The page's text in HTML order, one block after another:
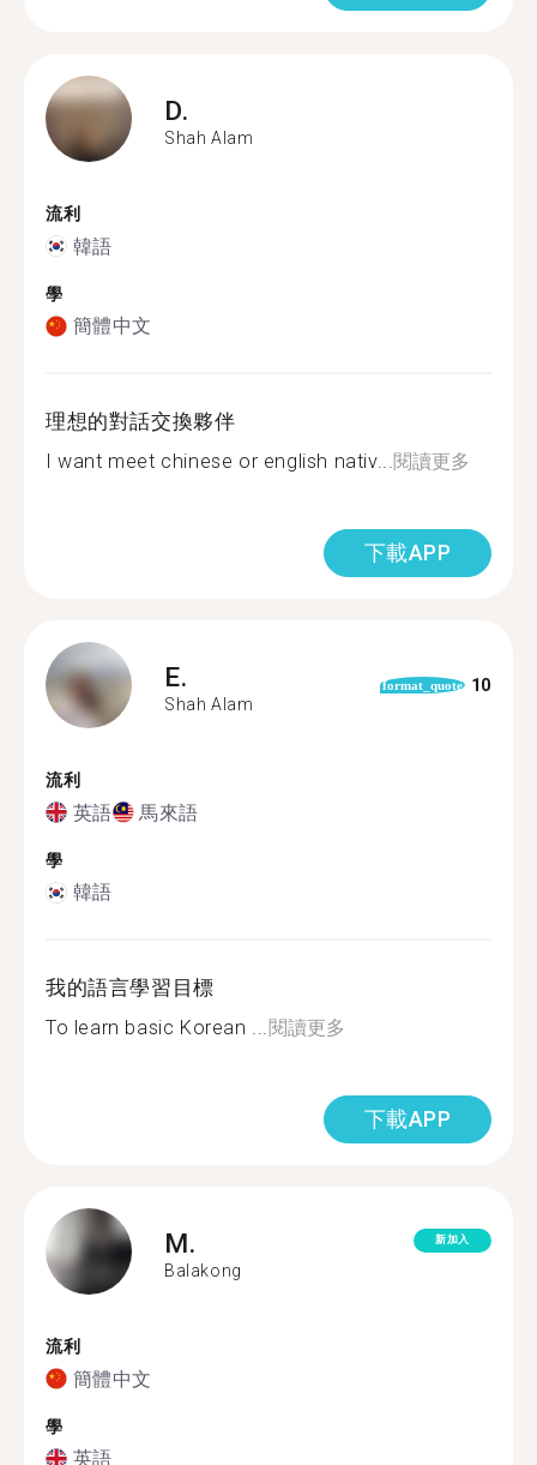
D.
Shah Alam
流利
韓語
學
簡體中文
理想的對話交換夥伴
I want meet chinese or english nativ...閱讀更多
下載APP
E.
Shah Alam
format_quote 10
流利
英語 馬來語
學
韓語
我的語言學習目標
To learn basic Korean ...閱讀更多
下載APP
M.
Balakong
新加入
流利
簡體中文
學
英語